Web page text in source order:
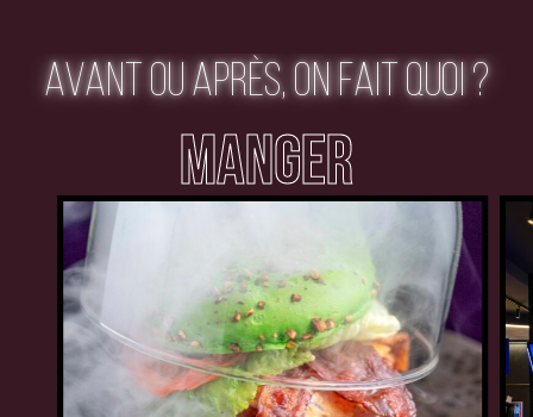
AVANT OU APRÈS, ON FAIT QUOI ?
MANGER